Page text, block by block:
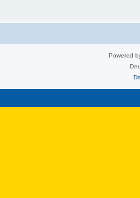
Powered